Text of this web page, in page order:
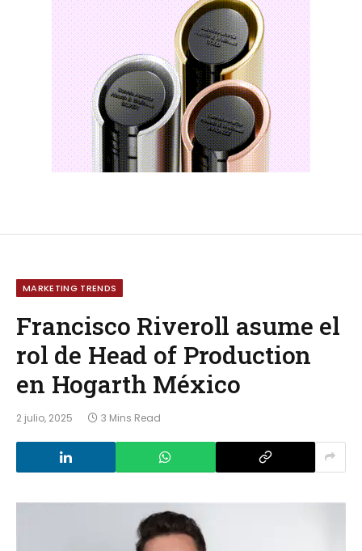
MARKETING TRENDS
Francisco Riveroll asume el
rol de Head of Production
en Hogarth México
2 julio, 2025 3 Mins Read